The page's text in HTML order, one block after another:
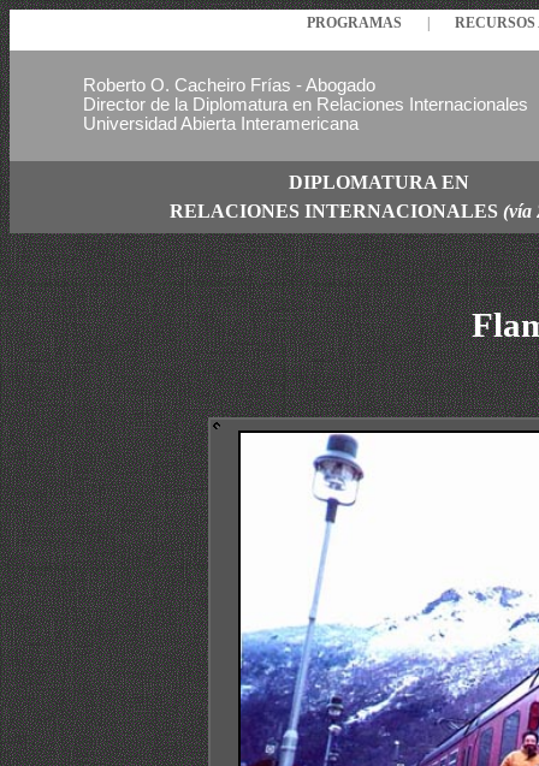
PROGRAMAS
Roberto O. Cacheiro Frías - Abogado
Director de la Diplomatura en Relaciones Internacionales
Universidad Abierta Interamericana
DIPLOMATURA EN
RELACIONES INTERNACIONALES (vía